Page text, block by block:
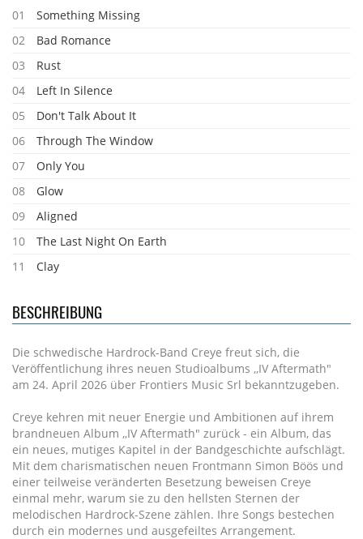
01
Something Missing
02
Bad Romance
03
Rust
04
Left In Silence
05
Don't Talk About It
06
Through The Window
07
Only You
08
Glow
09
Aligned
10
The Last Night On Earth
11
Clay
BESCHREIBUNG
Die schwedische Hardrock-Band Creye freut sich, die
Veröffentlichung ihres neuen Studioalbums ,,IV Aftermath"
am 24. April 2026 über Frontiers Music Srl bekanntzugeben.
Creye kehren mit neuer Energie und Ambitionen auf ihrem
brandneuen Album ,,IV Aftermath" zurück - ein Album, das
ein neues, mutiges Kapitel in der Bandgeschichte aufschlägt.
Mit dem charismatischen neuen Frontmann Simon Böös und
einer teilweise veränderten Besetzung beweisen Creye
einmal mehr, warum sie zu den hellsten Sternen der
melodischen Hardrock-Szene zählen. Ihre Songs bestechen
durch ein modernes und ausgefeiltes Arrangement.